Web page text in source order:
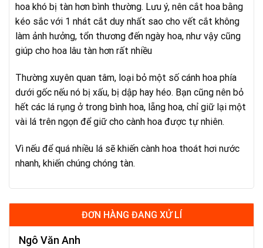
hoa khó bị tàn hơn bình thường. Lưu ý, nên cắt hoa bằng
kéo sắc với 1 nhát cắt duy nhất sao cho vết cắt không
làm ảnh hưởng, tổn thương đến ngày hoa, như vậy cũng
giúp cho hoa lâu tàn hơn rất nhiều
Thường xuyên quan tâm, loại bỏ một số cánh hoa phía
dưới gốc nếu nó bị xấu, bị dập hay héo. Bạn cũng nên bỏ
hết các lá rụng ở trong bình hoa, lẵng hoa, chỉ giữ lại một
vài lá trên ngọn để giữ cho cành hoa được tự nhiên.
Vì nếu để quá nhiều lá sẽ khiến cành hoa thoát hơi nước
nhanh, khiến chúng chóng tàn.
ĐƠN HÀNG ĐANG XỬ LÍ
Ngô Văn Anh